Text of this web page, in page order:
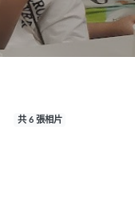
共 6 張相片